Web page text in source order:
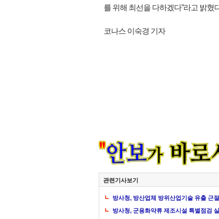
를 위해 최선을 다하겠다”라고 밝혔
코나스 이숙경 기자
관련기사보기
방사청, 방산업체 방위산업기술 유출 근
방사청, 군용화약류 제조시설 특별점검